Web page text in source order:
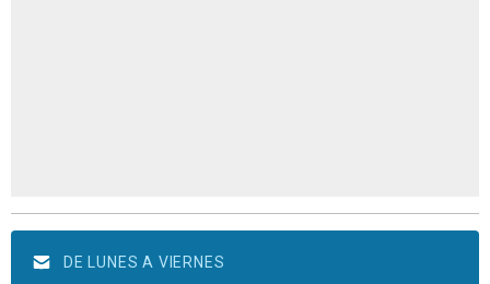
DE LUNES A VIERNES